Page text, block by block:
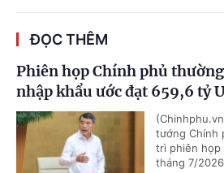
ĐỌC THÊM
Phiên họp Chính phủ
nhập khẩu ước đạt 659,6 tỷ
tướng Chính
trì phiên họp
tháng 7/